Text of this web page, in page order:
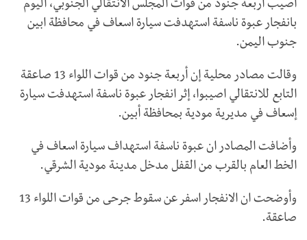
أصيب أربعة جنود من قوات المجلس الانتقالي الجنوبي، اليوم
بانفجار عبوة ناسفة استهدفت سيارة اسعاف في محافظة ابين
جنوب اليمن.
وقالت مصادر محلية إن أربعة جنود من قوات اللواء 13 صاعقة
التابع للانتقالي اصيبوا، إثر انفجار عبوة ناسفة استهدفت سيارة
إسعاف في مديرية مودية بمحافظة أبين.
وأضافت المصادر ان عبوة ناسفة استهداف سيارة اسعاف في
الخط العام بالقرب من القفل مدخل مدينة مودية الشرقي.
وأوضحت ان الانفجار اسفر عن سقوط جرحى من قوات اللواء 13
صاعقة.